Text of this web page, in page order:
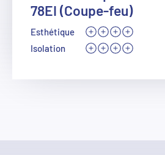
78EI (Coupe-feu)
Esthétique
Isolation